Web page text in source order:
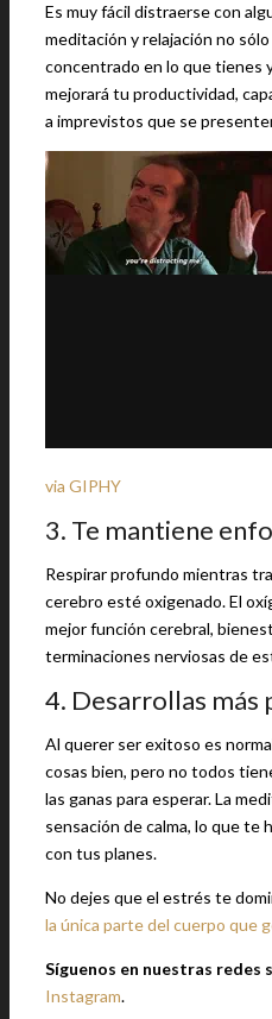
Es muy fácil distraerse con
meditación y relajación no
concentrado en lo que tienes
mejorará tu productividad,
a imprevistos que se
via GIPHY
3. Te mantiene
Respirar profundo mientras
cerebro esté oxigenado. El
mejor función cerebral,
terminaciones nerviosas de
4. Desarrollas más
Al querer ser exitoso es
cosas bien, pero no todos
las ganas para esperar. La
sensación de calma, lo que te
con tus planes.
No dejes que el estrés te
la única parte del cuerpo que
Síguenos en nuestras redes
Instagram.